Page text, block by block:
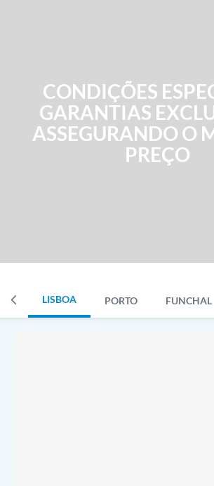
CONDIÇÕES
GARANTIAS
ASSEGURANDO O
PREÇO
LISBOA PORTO FUNCHAL